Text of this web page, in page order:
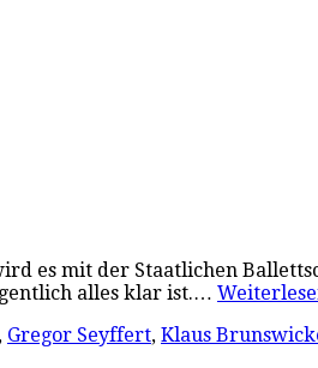
es mit der Staatlichen
alles klar ist.…
Gregor Seyffert, Klaus